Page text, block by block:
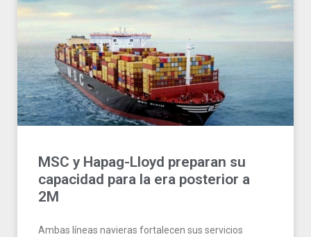
MSC y Hapag-Lloyd preparan su
capacidad para la era posterior a
2M
Ambas líneas navieras fortalecen sus servicios